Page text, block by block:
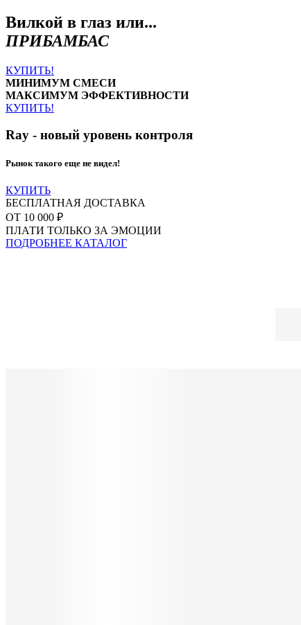
Вилкой в глаз или...
ПРИБАМБАС
КУПИТЬ!
МИНИМУМ СМЕСИ
МАКСИМУМ ЭФФЕКТИВНОСТИ
КУПИТЬ!
Ray - новый уровень контроля
Рынок такого еще не видел!
КУПИТЬ
БЕСПЛАТНАЯ ДОСТАВКА
ОТ 10 000 ₽
ПЛАТИ ТОЛЬКО ЗА ЭМОЦИИ
ПОДРОБНЕЕ КАТАЛОГ